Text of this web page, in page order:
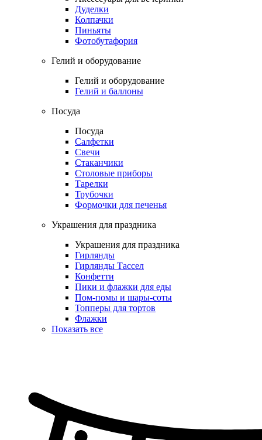
Дуделки
Колпачки
Пиньяты
Фотобутафория
Гелий и оборудование
Гелий и оборудование
Гелий и баллоны
Посуда
Посуда
Салфетки
Свечи
Стаканчики
Столовые приборы
Тарелки
Трубочки
Формочки для печенья
Украшения для праздника
Украшения для праздника
Гирлянды
Гирлянды Тассел
Конфетти
Пики и флажки для еды
Пом-помы и шары-соты
Топперы для тортов
Флажки
Показать все